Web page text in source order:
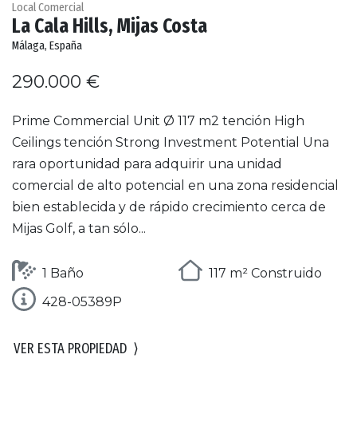
Local Comercial
La Cala Hills, Mijas Costa
Málaga, España
290.000 €
Prime Commercial Unit Ø 117 m2 tención High
Ceilings tención Strong Investment Potential Una
rara oportunidad para adquirir una unidad
comercial de alto potencial en una zona residencial
bien establecida y de rápido crecimiento cerca de
Mijas Golf, a tan sólo...
1 Baño
117 m² Construido
428-05389P
VER ESTA PROPIEDAD ⟩